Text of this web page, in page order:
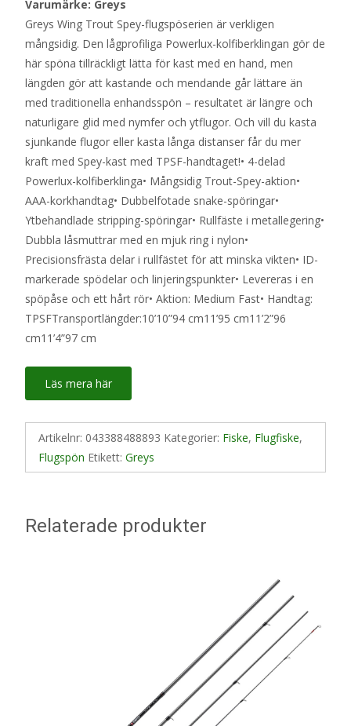
Varumärke: Greys
Greys Wing Trout Spey-flugspöserien är verkligen
mångsidig. Den lågprofiliga Powerlux-kolfiberklingan gör de
här spöna tillräckligt lätta för kast med en hand, men
längden gör att kastande och mendande går lättare än
med traditionella enhandsspön – resultatet är längre och
naturligare glid med nymfer och ytflugor. Och vill du kasta
sjunkande flugor eller kasta långa distanser får du mer
kraft med Spey-kast med TPSF-handtaget!• 4-delad
Powerlux-kolfiberklinga• Mångsidig Trout-Spey-aktion•
AAA-korkhandtag• Dubbelfotade snake-spöringar•
Ytbehandlade stripping-spöringar• Rullfäste i metallegering•
Dubbla låsmuttrar med en mjuk ring i nylon•
Precisionsfrästa delar i rullfästet för att minska vikten• ID-
markerade spödelar och linjeringspunkter• Levereras i en
spöpåse och ett hårt rör• Aktion: Medium Fast• Handtag:
TPSFTransportlängder:10’10”94 cm11’95 cm11’2”96
cm11’4”97 cm
Läs mera här
Artikelnr: 043388488893 Kategorier: Fiske, Flugfiske,
Flugspön Etikett: Greys
Relaterade produkter